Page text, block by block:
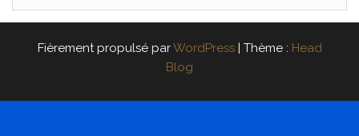
Fièrement propulsé parWordPress | Thème : Head
Blog